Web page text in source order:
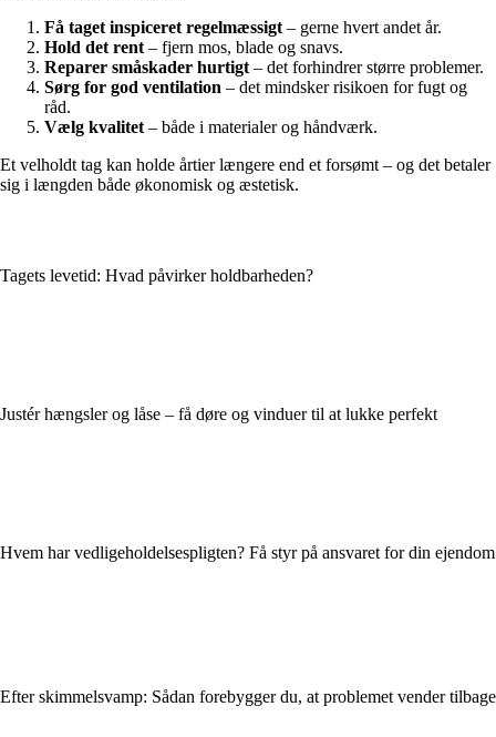
Få taget inspiceret regelmæssigt – gerne hvert andet år.
Hold det rent – fjern mos, blade og snavs.
Reparer småskader hurtigt – det forhindrer større problemer.
Sørg for god ventilation – det mindsker risikoen for fugt og
råd.
Vælg kvalitet – både i materialer og håndværk.
Et velholdt tag kan holde årtier længere end et forsømt – og det betaler
sig i længden både økonomisk og æstetisk.
Tagets levetid: Hvad påvirker holdbarheden?
Justér hængsler og låse – få døre og vinduer til at lukke perfekt
Hvem har vedligeholdelsespligten? Få styr på ansvaret for din ejendom
Efter skimmelsvamp: Sådan forebygger du, at problemet vender tilbage